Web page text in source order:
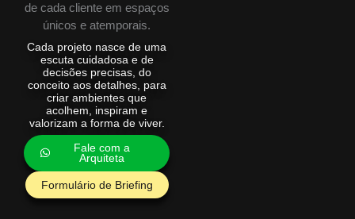
de cada cliente em espaços
únicos e atemporais.
Cada projeto nasce de uma
escuta cuidadosa e de
decisões precisas, do
conceito aos detalhes, para
criar ambientes que
acolhem, inspiram e
valorizam a forma de viver.
Fale com a
Arquiteta
Formulário de Briefing